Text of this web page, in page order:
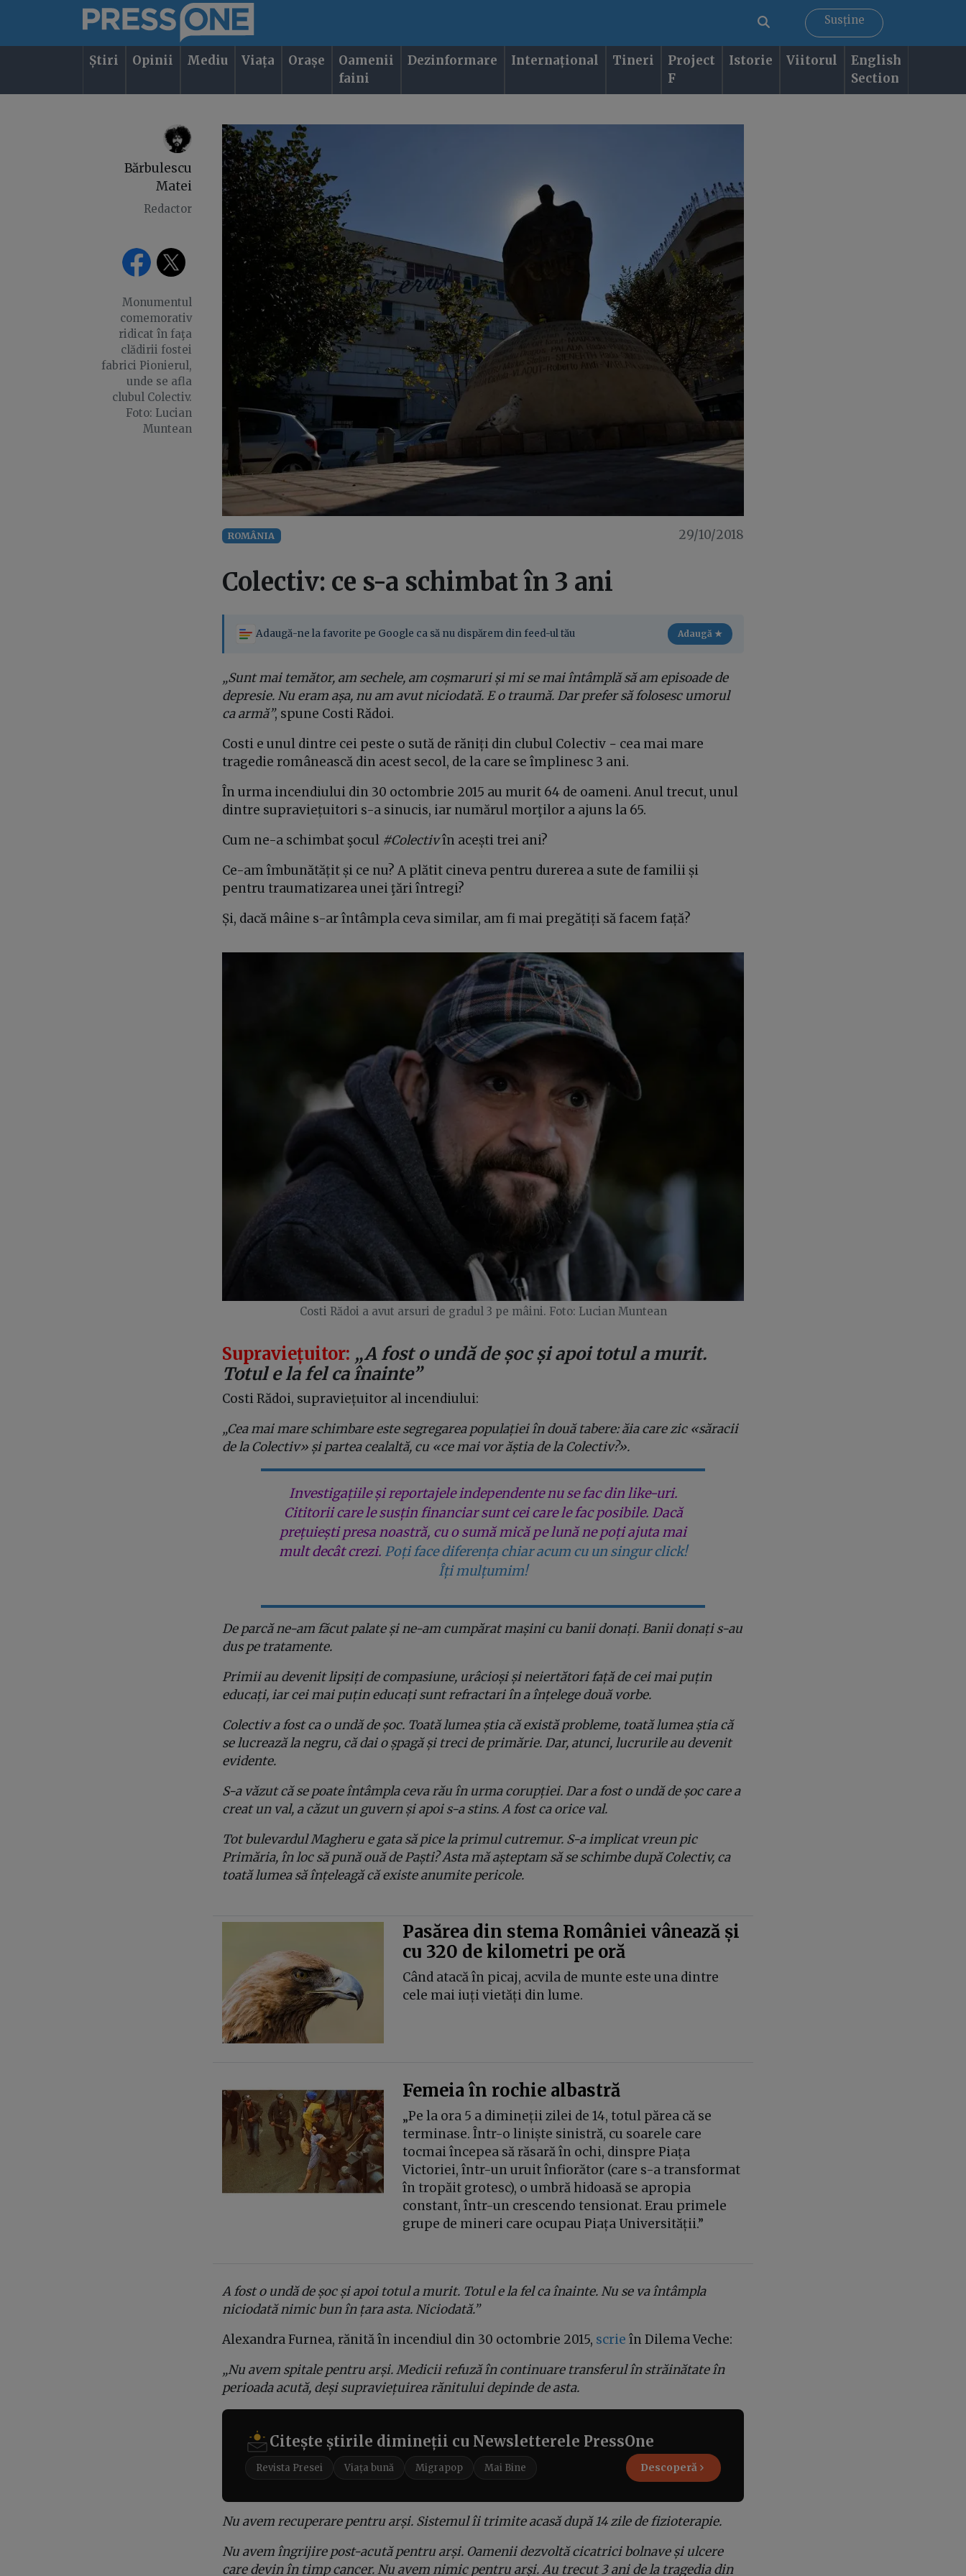
Susține
Știri Opinii Mediu Viața Orașe
Oamenii
faini
Dezinformare Internațional Tineri
Project
F
Istorie Viitorul
English
Section
Bărbulescu
Matei
Redactor
Monumentul
comemorativ
ridicat în faţa
clădirii fostei
fabrici Pionierul,
unde se afla
clubul Colectiv.
Foto: Lucian
Muntean
ROMÂNIA 29/10/2018
Colectiv: ce s-a schimbat în 3 ani
Adaugă-ne la favorite pe Google ca să nu dispărem din feed-ul tău Adaugă ★
„Sunt mai temător, am sechele, am coșmaruri și mi se mai întâmplă să am episoade de
depresie. Nu eram așa, nu am avut niciodată. E o traumă. Dar prefer să folosesc umorul
ca armă”, spune Costi Rădoi.
Costi e unul dintre cei peste o sută de răniți din clubul Colectiv − cea mai mare
tragedie românească din acest secol, de la care se împlinesc 3 ani.
În urma incendiului din 30 octombrie 2015 au murit 64 de oameni. Anul trecut, unul
dintre supraviețuitori s-a sinucis, iar numărul morţilor a ajuns la 65.
Cum ne-a schimbat şocul #Colectivîn acești trei ani?
Ce-am îmbunătățit și ce nu? A plătit cineva pentru durerea a sute de familii și
pentru traumatizarea unei ţări întregi?
Și, dacă mâine s-ar întâmpla ceva similar, am fi mai pregătiți să facem față?
Costi Rădoi a avut arsuri de gradul 3 pe mâini. Foto: Lucian Muntean
Supraviețuitor: „A fost o undă de șoc și apoi totul a murit.
Totul e la fel ca înainte”
Costi Rădoi, supraviețuitor al incendiului:
„Cea mai mare schimbare este segregarea populației în două tabere: ăia care zic «săracii
de la Colectiv» și partea cealaltă, cu «ce mai vor ăștia de la Colectiv?».
Investigațiile și reportajele independente nu se fac din like-uri.
Cititorii care le susțin financiar sunt cei care le fac posibile. Dacă
prețuiești presa noastră, cu o sumă mică pe lună ne poți ajuta mai
mult decât crezi. Poți face diferența chiar acum cu un singur click!
Îți mulțumim!
De parcă ne-am făcut palate și ne-am cumpărat mașini cu banii donați. Banii donați s-au
dus pe tratamente.
Primii au devenit lipsiți de compasiune, urâcioși și neiertători față de cei mai puțin
educați, iar cei mai puțin educați sunt refractari în a înțelege două vorbe.
Colectiv a fost ca o undă de șoc. Toată lumea știa că există probleme, toată lumea știa că
se lucrează la negru, că dai o șpagă și treci de primărie. Dar, atunci, lucrurile au devenit
evidente.
S-a văzut că se poate întâmpla ceva rău în urma corupției. Dar a fost o undă de șoc care a
creat un val, a căzut un guvern și apoi s-a stins. A fost ca orice val.
Tot bulevardul Magheru e gata să pice la primul cutremur. S-a implicat vreun pic
Primăria, în loc să pună ouă de Paști? Asta mă așteptam să se schimbe după Colectiv, ca
toată lumea să înțeleagă că existe anumite pericole.
Pasărea din stema României vânează și
cu 320 de kilometri pe oră
Când atacă în picaj, acvila de munte este una dintre
cele mai iuți vietăți din lume.
Femeia în rochie albastră
„Pe la ora 5 a dimineții zilei de 14, totul părea că se
terminase. Într-o liniște sinistră, cu soarele care
tocmai începea să răsară în ochi, dinspre Piața
Victoriei, într-un uruit înfiorător (care s-a transformat
în tropăit grotesc), o umbră hidoasă se apropia
constant, într-un crescendo tensionat. Erau primele
grupe de mineri care ocupau Piața Universității.”
A fost o undă de șoc și apoi totul a murit. Totul e la fel ca înainte. Nu se va întâmpla
niciodată nimic bun în țara asta. Niciodată.”
Alexandra Furnea, rănită în incendiul din 30 octombrie 2015, scrie în Dilema Veche:
„Nu avem spitale pentru arși. Medicii refuză în continuare transferul în străinătate în
perioada acută, deși supraviețuirea rănitului depinde de asta.
Citește știrile dimineții cu Newsletterele PressOne
Revista Presei Viața bună Migrapop Mai Bine Descoperă
Nu avem recuperare pentru arși. Sistemul îi trimite acasă după 14 zile de fizioterapie.
Nu avem îngrijire post-acută pentru arși. Oamenii dezvoltă cicatrici bolnave și ulcere
care devin în timp cancer. Nu avem nimic pentru arși. Au trecut 3 ani de la tragedia din